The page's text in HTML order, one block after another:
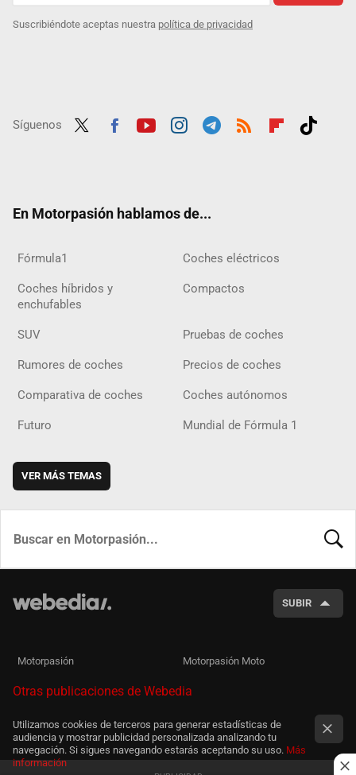
Suscribiéndote aceptas nuestra política de privacidad
Síguenos
En Motorpasión hablamos de...
Fórmula1 Coches eléctricos
Coches híbridos y
enchufables
Compactos
SUV Pruebas de coches
Rumores de coches Precios de coches
Comparativa de coches Coches autónomos
Futuro Mundial de Fórmula 1
VER MÁS TEMAS
SUBIR
Motorpasión Motorpasión Moto
Otras publicaciones de Webedia
Utilizamos cookies de terceros para generar estadísticas de
audiencia y mostrar publicidad personalizada analizando tu
navegación. Si sigues navegando estarás aceptando su uso. Más
información